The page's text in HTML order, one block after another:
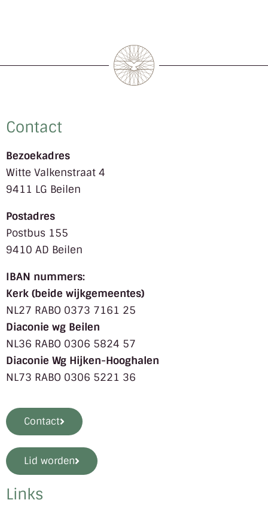
Contact
Bezoekadres
Witte Valkenstraat 4
9411 LG Beilen
Postadres
Postbus 155
9410 AD Beilen
IBAN nummers:
Kerk (beide wijkgemeentes)
NL27 RABO 0373 7161 25
Diaconie wg Beilen
NL36 RABO 0306 5824 57
Diaconie Wg Hijken-Hooghalen
NL73 RABO 0306 5221 36
Contact
Lid worden
Links